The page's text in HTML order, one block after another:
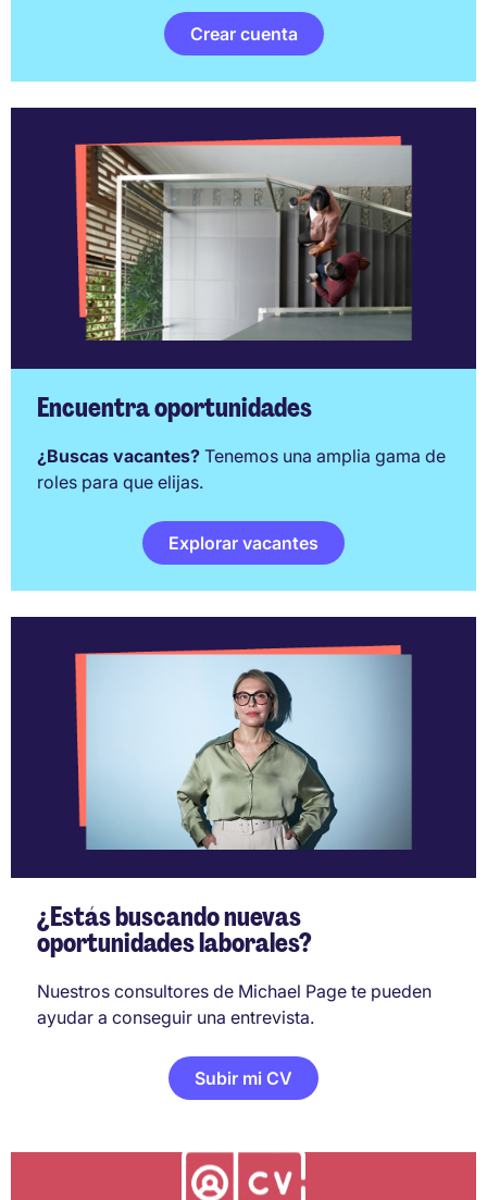
Crear cuenta
Encuentra oportunidades
¿Buscas vacantes? Tenemos una amplia gama de
roles para que elijas.
Explorar vacantes
¿Estás buscando nuevas
oportunidades laborales?
Nuestros consultores de Michael Page te pueden
ayudar a conseguir una entrevista.
Subir mi CV